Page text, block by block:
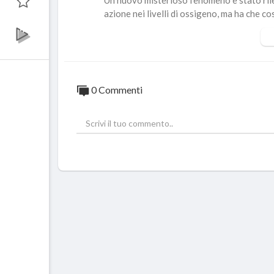
azione nei livelli di ossigeno, ma ha che
Cosa accade nel mondo?
Cerchiamo di decodificare la realtà
plici curiosità e teorie ai limiti della
Ogni settimana potrai seguire i nostri
0 Commenti